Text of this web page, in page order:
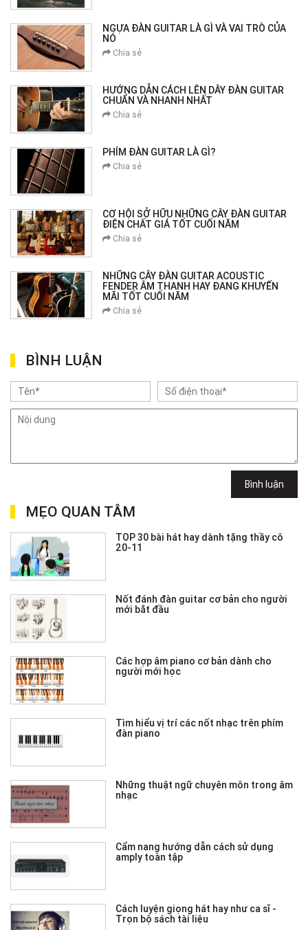
NGỰA ĐÀN GUITAR LÀ GÌ VÀ VAI TRÒ CỦA
NÓ
Chia sẻ
HƯỚNG DẪN CÁCH LÊN DÂY ĐÀN GUITAR
CHUẨN VÀ NHANH NHẤT
Chia sẻ
PHÍM ĐÀN GUITAR LÀ GÌ?
Chia sẻ
CƠ HỘI SỞ HỮU NHỮNG CÂY ĐÀN GUITAR
ĐIỆN CHẤT GIÁ TỐT CUỐI NĂM
Chia sẻ
NHỮNG CÂY ĐÀN GUITAR ACOUSTIC
FENDER ÂM THANH HAY ĐANG KHUYẾN
MÃI TỐT CUỐI NĂM
Chia sẻ
BÌNH LUẬN
Bình luận
MẸO QUAN TÂM
TOP 30 bài hát hay dành tặng thầy cô
20-11
Nốt đánh đàn guitar cơ bản cho người
mới bắt đầu
Các hợp âm piano cơ bản dành cho
người mới học
Tìm hiểu vị trí các nốt nhạc trên phím
đàn piano
Những thuật ngữ chuyên môn trong âm
nhạc
Cẩm nang hướng dẫn cách sử dụng
amply toàn tập
Cách luyện giọng hát hay như ca sĩ -
Trọn bộ sách tài liệu